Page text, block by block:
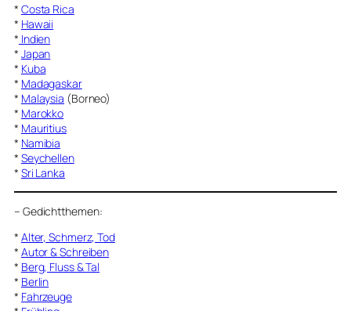
* Costa Rica
* Hawaii
* Indien
* Japan
* Kuba
* Madagaskar
* Malaysia (Borneo)
* Marokko
* Mauritius
* Namibia
* Seychellen
* Sri Lanka
– Gedichtthemen:
* Alter, Schmerz, Tod
* Autor & Schreiben
* Berg, Fluss & Tal
* Berlin
* Fahrzeuge